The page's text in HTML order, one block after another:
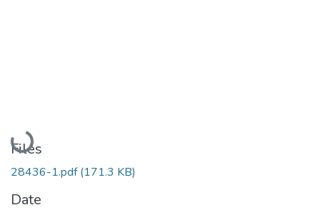
Loading...
Files
28436-1.pdf(171.3 KB)
Date